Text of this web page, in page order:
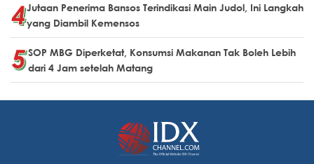
Jutaan Penerima Bansos Terindikasi Main Judol, Ini Langkah
yang Diambil Kemensos
SOP MBG Diperketat, Konsumsi Makanan Tak Boleh Lebih
dari 4 Jam setelah Matang